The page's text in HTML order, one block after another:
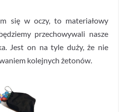
się w oczy, to materiałowy
przechowywali nasze
Jest on na tyle duży, że nie
kolejnych żetonów.